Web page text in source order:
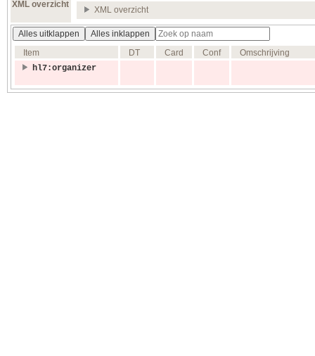
XML overzicht
XML overzicht
Alles uitklappen
Alles inklappen
Item
DT Card Conf
Omschrijving
hl7:organizer